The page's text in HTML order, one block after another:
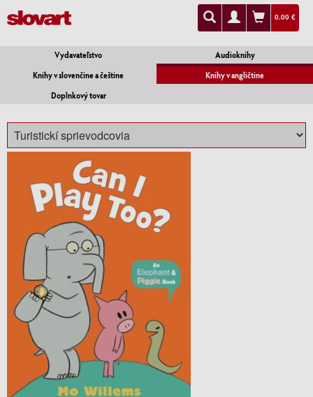
0.00 €
Vydavateľstvo
Audioknihy
Knihy v slovenčine a češtine
Knihy v angličtine
Doplnkový tovar